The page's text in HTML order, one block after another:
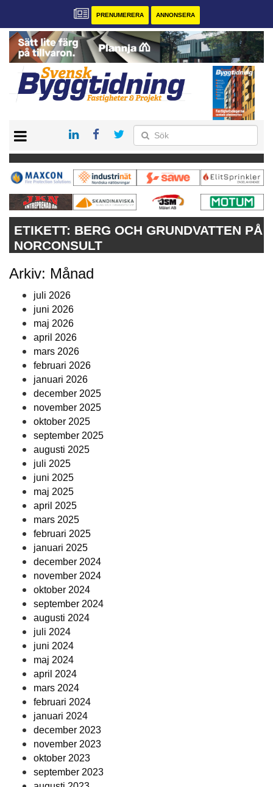
PRENUMERERA ANNONSERA
PRENUMERERA
VÅRA ANDRA MAGASIN
ANNONSERA
KONTAKT
ETIKETT: BERG OCH GRUNDVATTEN PÅ
NORCONSULT
Arkiv: Månad
juli 2026
juni 2026
maj 2026
april 2026
mars 2026
februari 2026
januari 2026
december 2025
november 2025
oktober 2025
september 2025
augusti 2025
juli 2025
juni 2025
maj 2025
april 2025
mars 2025
februari 2025
januari 2025
december 2024
november 2024
oktober 2024
september 2024
augusti 2024
juli 2024
juni 2024
maj 2024
april 2024
mars 2024
februari 2024
januari 2024
december 2023
november 2023
oktober 2023
september 2023